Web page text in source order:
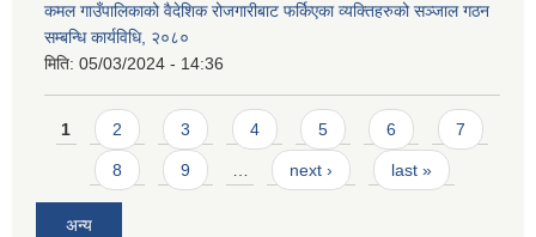
कमल गाउँपालिकाको वैदेशिक रोजगारीबाट फर्किएका व्यक्तिहरुको सञ्जाल गठन
सम्बन्धि कार्यविधि, २०८०
मिति: 05/03/2024 - 14:36
Pages
1 2 3 4 5 6 7
8 9 next › last »
अन्य